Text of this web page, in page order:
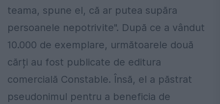
teama, spune el, că ar putea supăra
persoanele nepotrivite". După ce a vândut
10.000 de exemplare, următoarele două
cărți au fost publicate de editura
comercială Constable. Însă, el a păstrat
pseudonimul pentru a beneficia de